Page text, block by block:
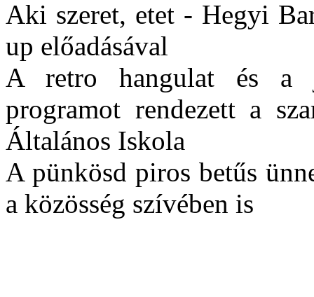
Aki szeret, etet - Hegyi
up előadásával
A retro hangulat és a
programot rendezett a
Általános Iskola
A pünkösd piros betűs
a közösség szívében is